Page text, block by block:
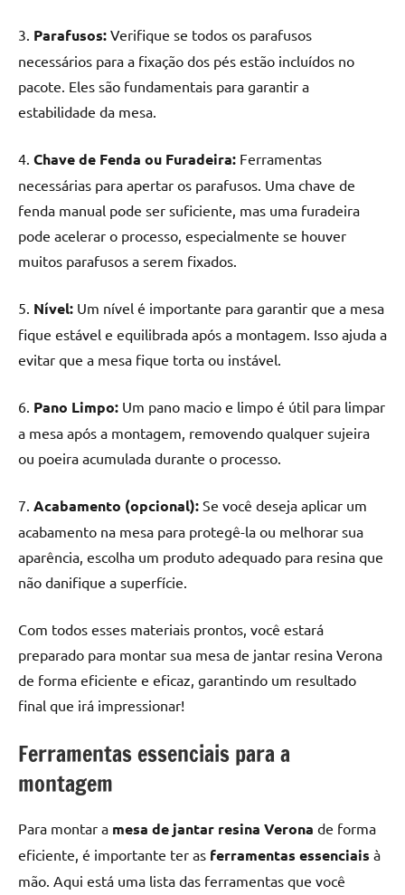
para
de
resinada
alta
qualidade,
como
populares
River
e
mesas
de
3. Parafusos: Verifique se todos os parafusos
necessários para a fixação dos pés estão incluídos no
pacote. Eles são fundamentais para garantir a
estabilidade da mesa.
4. Chave de Fenda ou Furadeira: Ferramentas
necessárias para apertar os parafusos. Uma chave de
fenda manual pode ser suficiente, mas uma furadeira
pode acelerar o processo, especialmente se houver
muitos parafusos a serem fixados.
5. Nível: Um nível é importante para garantir que a mesa
fique estável e equilibrada após a montagem. Isso ajuda a
evitar que a mesa fique torta ou instável.
6. Pano Limpo: Um pano macio e limpo é útil para limpar
a mesa após a montagem, removendo qualquer sujeira
ou poeira acumulada durante o processo.
7. Acabamento (opcional): Se você deseja aplicar um
acabamento na mesa para protegê-la ou melhorar sua
aparência, escolha um produto adequado para resina que
não danifique a superfície.
Com todos esses materiais prontos, você estará
preparado para montar sua mesa de jantar resina Verona
de forma eficiente e eficaz, garantindo um resultado
final que irá impressionar!
Ferramentas essenciais para a
montagem
Para montar a mesa de jantar resina Verona de forma
eficiente, é importante ter as ferramentas essenciais à
mão. Aqui está uma lista das ferramentas que você